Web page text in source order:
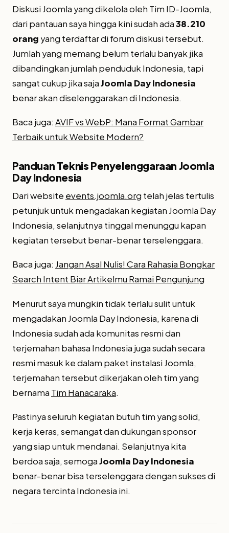
Diskusi Joomla yang dikelola oleh Tim ID-Joomla,
dari pantauan saya hingga kini sudah ada38.210
orang yang terdaftar di forum diskusi tersebut.
Jumlah yang memang belum terlalu banyak jika
dibandingkan jumlah penduduk Indonesia, tapi
sangat cukup jika sajaJoomla Day Indonesia
benar akan diselenggarakan di Indonesia.
Baca juga: AVIF vs WebP: Mana Format Gambar
Terbaik untuk Website Modern?
Panduan Teknis Penyelenggaraan Joomla
Day Indonesia
Dari website events.joomla.org telah jelas tertulis
petunjuk untuk mengadakan kegiatan Joomla Day
Indonesia, selanjutnya tinggal menunggu kapan
kegiatan tersebut benar-benar terselenggara.
Baca juga: Jangan Asal Nulis! Cara Rahasia Bongkar
Search Intent Biar Artikelmu Ramai Pengunjung
Menurut saya mungkin tidak terlalu sulit untuk
mengadakan Joomla Day Indonesia, karena di
Indonesia sudah ada komunitas resmi dan
terjemahan bahasa Indonesia juga sudah secara
resmi masuk ke dalam paket instalasi Joomla,
terjemahan tersebut dikerjakan oleh tim yang
bernama Tim Hanacaraka.
Pastinya seluruh kegiatan butuh tim yang solid,
kerja keras, semangat dan dukungan sponsor
yang siap untuk mendanai. Selanjutnya kita
berdoa saja, semogaJoomla Day Indonesia
benar-benar bisa terselenggara dengan sukses di
negara tercinta Indonesia ini.